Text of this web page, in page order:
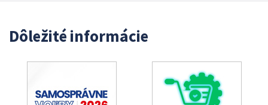
Dôležité informácie